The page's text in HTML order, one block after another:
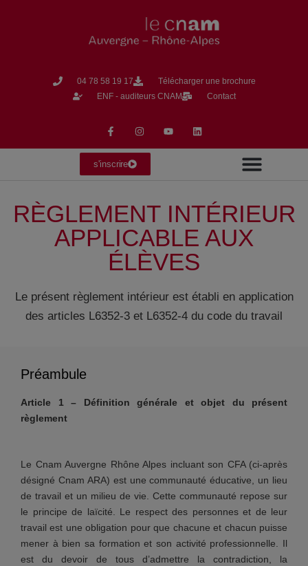
04 78 58 19 17​
Télécharger une brochure
ENF - auditeurs CNAM
Contact
s'inscrire
RÈGLEMENT INTÉRIEUR
APPLICABLE AUX
ÉLÈVES
Le présent règlement intérieur est établi en application
des articles L6352-3 et L6352-4 du code du travail
Préambule
Article 1 – Définition générale et objet du présent
règlement
Le Cnam Auvergne Rhône Alpes incluant son CFA (ci-après
désigné Cnam ARA) est une communauté éducative, un lieu
de travail et un milieu de vie. Cette communauté repose sur
le principe de laïcité. Le respect des personnes et de leur
travail est une obligation pour que chacune et chacun puisse
mener à bien sa formation et son activité professionnelle. Il
est du devoir de tous d’admettre la contradiction, la